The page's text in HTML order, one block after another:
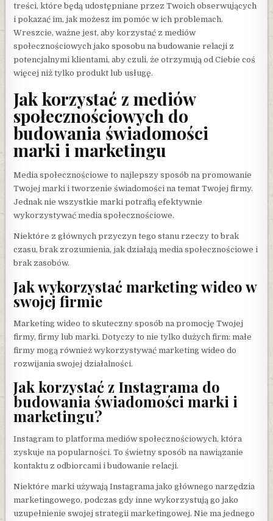
treści, które będą udostępniane przez Twoich obserwujących
i pokazać im, jak możesz im pomóc w ich problemach.
Wreszcie, ważne jest, aby korzystać z mediów
społecznościowych jako sposobu na budowanie relacji z
potencjalnymi klientami, aby czuli, że otrzymują od Ciebie coś
więcej niż tylko produkt lub usługę.
Jak korzystać z mediów
społecznościowych do
budowania świadomości
marki i marketingu
Media społecznościowe to najlepszy sposób na promowanie
Twojej marki i tworzenie świadomości na temat Twojej firmy.
Jednak nie wszystkie marki potrafią efektywnie
wykorzystywać media społecznościowe.
Niektóre z głównych przyczyn tego stanu rzeczy to brak
czasu, brak zrozumienia, jak działają media społecznościowe i
brak zasobów.
Jak wykorzystać marketing wideo w
swojej firmie
Marketing wideo to skuteczny sposób na promocję Twojej
firmy, firmy lub marki. Dotyczy to nie tylko dużych firm: małe
firmy mogą również wykorzystywać marketing wideo do
rozwijania swojej działalności.
Jak korzystać z Instagrama do
budowania świadomości marki i
marketingu?
Instagram to platforma mediów społecznościowych, która
zyskuje na popularności. To świetny sposób na nawiązanie
kontaktu z odbiorcami i budowanie relacji.
Niektóre marki używają Instagrama jako głównego narzędzia
marketingowego, podczas gdy inne wykorzystują go jako
uzupełnienie swojej strategii marketingowej. Nie ma jednego